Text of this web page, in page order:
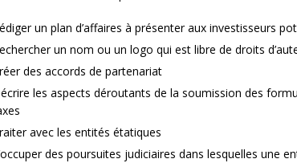
un plan d’affaires à présenter aux investisseurs
un nom ou un logo qui est libre de droits
des accords de partenariat
les aspects déroutants de la soumission des
avec les entités étatiques
des poursuites judiciaires dans lesquelles une